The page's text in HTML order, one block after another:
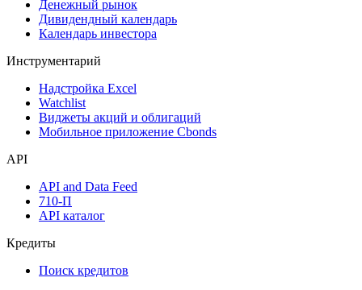
Денежный рынок
Дивидендный календарь
Календарь инвестора
Инструментарий
Надстройка Excel
Watchlist
Виджеты акций и облигаций
Мобильное приложение Cbonds
API
API and Data Feed
710-П
API каталог
Кредиты
Поиск кредитов